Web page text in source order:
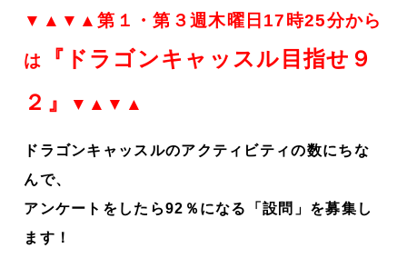
▼▲▼▲第１・第３週木曜日17時25分から
は
『ドラゴンキャッスル目指せ９
２』
▼▲▼▲
ドラゴンキャッスルのアクティビティの数にちな
んで、
アンケートをしたら92％になる「設問」を募集し
ます！